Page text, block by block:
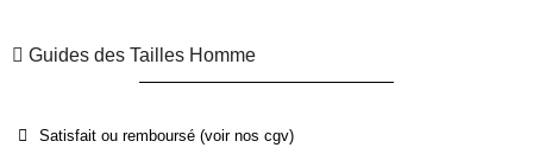
Guides des Tailles Homme
Satisfait ou remboursé (voir nos cgv)